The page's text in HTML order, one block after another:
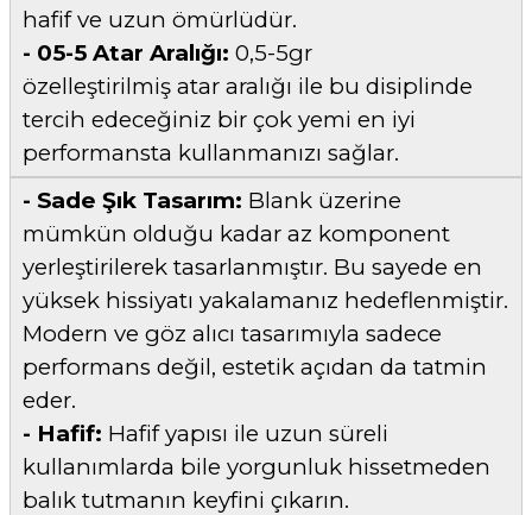
hafif ve uzun ömürlüdür.
- 05-5 Atar Aralığı: 0,5-5gr
özelleştirilmiş atar aralığı ile bu disiplinde
tercih edeceğiniz bir çok yemi en iyi
performansta kullanmanızı sağlar.
- Sade Şık Tasarım: Blank üzerine
mümkün olduğu kadar az komponent
yerleştirilerek tasarlanmıştır. Bu sayede en
yüksek hissiyatı yakalamanız hedeflenmiştir.
Modern ve göz alıcı tasarımıyla sadece
performans değil, estetik açıdan da tatmin
eder.
- Hafif: Hafif yapısı ile uzun süreli
kullanımlarda bile yorgunluk hissetmeden
balık tutmanın keyfini çıkarın.